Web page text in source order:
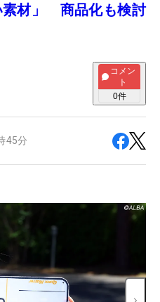
素材」 商品化も検討
コメン
ト
0件
45分